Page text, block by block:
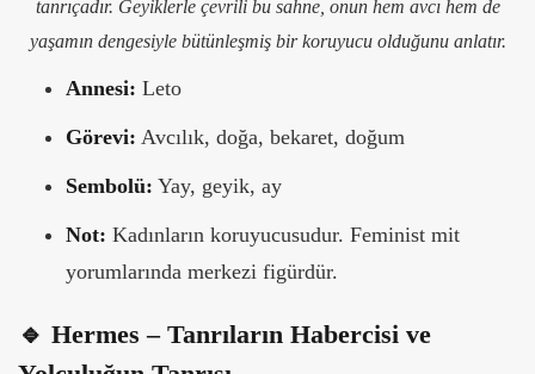
tanrıçadır. Geyiklerle çevrili bu sahne, onun hem avcı hem de
yaşamın dengesiyle bütünleşmiş bir koruyucu olduğunu anlatır.
Annesi: Leto
Görevi: Avcılık, doğa, bekaret, doğum
Sembolü: Yay, geyik, ay
Not: Kadınların koruyucusudur. Feminist mit
yorumlarında merkezi figürdür.
🔹 Hermes – Tanrıların Habercisi ve